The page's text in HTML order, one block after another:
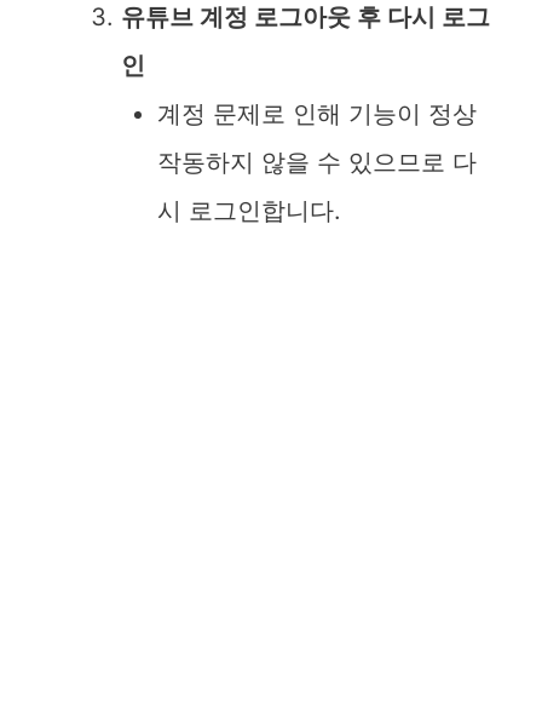
유튜브 계정 로그아웃 후 다시 로그
인
계정 문제로 인해 기능이 정상
작동하지 않을 수 있으므로 다
시 로그인합니다.